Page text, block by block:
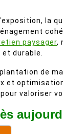
la
paysager,
durable.
de
et
valoriser